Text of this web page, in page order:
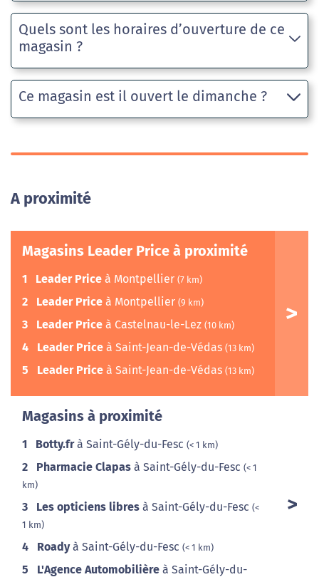
Quels sont les horaires d’ouverture de ce
magasin ?
Ce magasin est il ouvert le dimanche ?
A proximité
Magasins Leader Price à proximité
1 Leader Price à Montpellier (7 km)
2 Leader Price à Montpellier (9 km)
3 Leader Price à Castelnau-le-Lez (10 km)
4 Leader Price à Saint-Jean-de-Védas (13 km)
5 Leader Price à Saint-Jean-de-Védas (13 km)
Magasins à proximité
1 Botty.frà Saint-Gély-du-Fesc (< 1 km)
2 Pharmacie Clapas à Saint-Gély-du-Fesc (< 1
km)
3 Les opticiens libres à Saint-Gély-du-Fesc (<
1 km)
4 Roadyà Saint-Gély-du-Fesc (< 1 km)
5 L'Agence Automobilière à Saint-Gély-du-